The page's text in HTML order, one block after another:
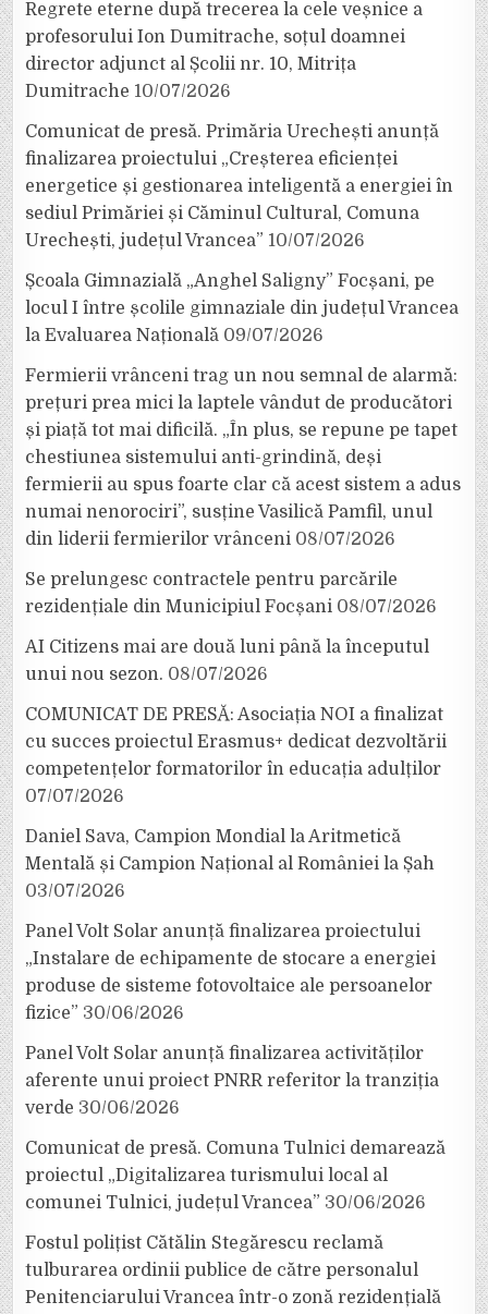
Regrete eterne după trecerea la cele veșnice a
profesorului Ion Dumitrache, soțul doamnei
director adjunct al Școlii nr. 10, Mitrița
Dumitrache 10/07/2026
Comunicat de presă. Primăria Urechești anunță
finalizarea proiectului „Creșterea eficienței
energetice și gestionarea inteligentă a energiei în
sediul Primăriei și Căminul Cultural, Comuna
Urechești, județul Vrancea” 10/07/2026
Școala Gimnazială „Anghel Saligny” Focșani, pe
locul I între școlile gimnaziale din județul Vrancea
la Evaluarea Națională 09/07/2026
Fermierii vrânceni trag un nou semnal de alarmă:
prețuri prea mici la laptele vândut de producători
și piață tot mai dificilă. „În plus, se repune pe tapet
chestiunea sistemului anti-grindină, deși
fermierii au spus foarte clar că acest sistem a adus
numai nenorociri”, susține Vasilică Pamfil, unul
din liderii fermierilor vrânceni 08/07/2026
Se prelungesc contractele pentru parcările
rezidențiale din Municipiul Focșani 08/07/2026
AI Citizens mai are două luni până la începutul
unui nou sezon. 08/07/2026
COMUNICAT DE PRESĂ: Asociația NOI a finalizat
cu succes proiectul Erasmus+ dedicat dezvoltării
competențelor formatorilor în educația adulților
07/07/2026
Daniel Sava, Campion Mondial la Aritmetică
Mentală și Campion Național al României la Șah
03/07/2026
Panel Volt Solar anunță finalizarea proiectului
„Instalare de echipamente de stocare a energiei
produse de sisteme fotovoltaice ale persoanelor
fizice” 30/06/2026
Panel Volt Solar anunță finalizarea activităților
aferente unui proiect PNRR referitor la tranziția
verde 30/06/2026
Comunicat de presă. Comuna Tulnici demarează
proiectul „Digitalizarea turismului local al
comunei Tulnici, județul Vrancea” 30/06/2026
Fostul polițist Cătălin Stegărescu reclamă
tulburarea ordinii publice de către personalul
Penitenciarului Vrancea într-o zonă rezidențială